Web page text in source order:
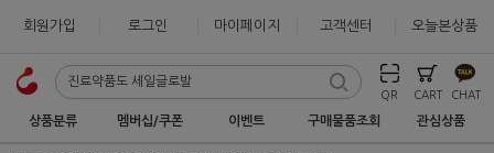
회원가입 로그인 마이페이지 고객센터 오늘본상품
QR CART CHAT
상품분류 멤버십/쿠폰 이벤트 구매물품조회 관심상품